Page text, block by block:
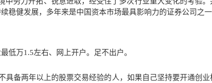
稳健发展，多年来是中国资本市场最具影响力的证券公司之
低万1.5左右、网上开户。足不出户。
具备两年以上的股票交易经验的人，如果自己坚持要开通创业